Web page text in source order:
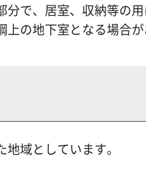
で、居室、収納等の
の地下室となる場合が
域としています。